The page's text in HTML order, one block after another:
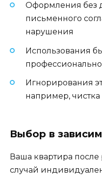
Оформления без
письменного
нарушения
Использования
Игнорирования
например,
Выбор в
Ваша квартира
случай